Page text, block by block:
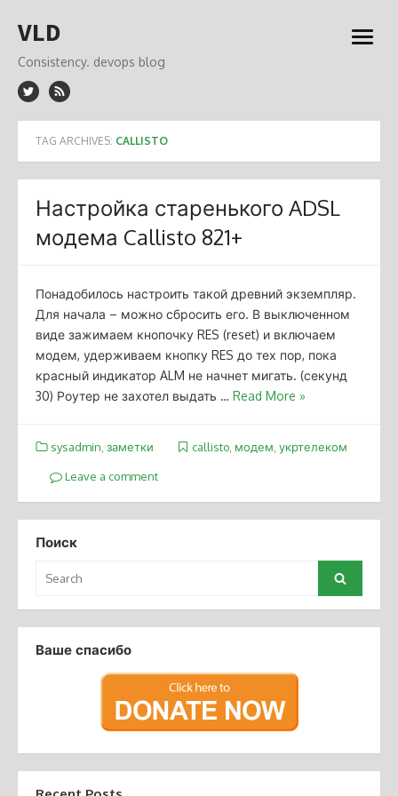
to
VLD
Consistency. devops blog
open
TAG ARCHIVES: CALLISTO
Настройка старенького ADSL
модема Callisto 821+
Понадобилось настроить такой древний экземпляр.
Для начала – можно сбросить его. В выключенном
виде зажимаем кнопочку RES (reset) и включаем
модем, удерживаем кнопку RES до тех пор, пока
красный индикатор ALM не начнет мигать. (секунд
30) Роутер не захотел выдать … Read More »
sysadmin заметки callisto, модем укртелеком
Leave a comment
Поиск
for:
Search
Ваше спасибо